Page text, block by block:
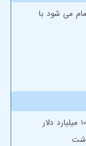
می شود با